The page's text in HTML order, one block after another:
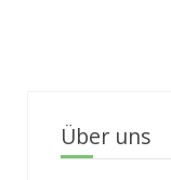
Über uns